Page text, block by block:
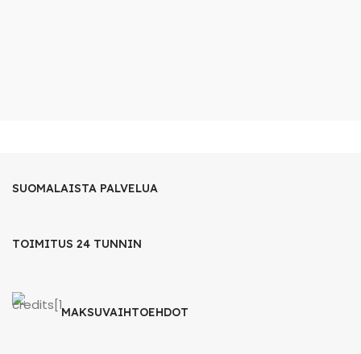
SUOMALAISTA PALVELUA
TOIMITUS 24 TUNNIN
MAKSUVAIHTOEHDOT